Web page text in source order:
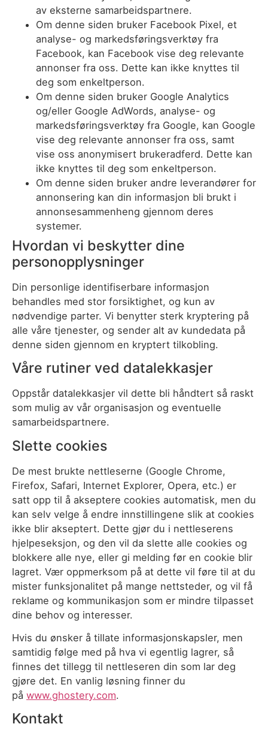
av eksterne samarbeidspartnere.
Om denne siden bruker Facebook Pixel, et
analyse- og markedsføringsverktøy fra
Facebook, kan Facebook vise deg relevante
annonser fra oss. Dette kan ikke knyttes til
deg som enkeltperson.
Om denne siden bruker Google Analytics
og/eller Google AdWords, analyse- og
markedsføringsverktøy fra Google, kan Google
vise deg relevante annonser fra oss, samt
vise oss anonymisert brukeradferd. Dette kan
ikke knyttes til deg som enkeltperson.
Om denne siden bruker andre leverandører for
annonsering kan din informasjon bli brukt i
annonsesammenheng gjennom deres
systemer.
Hvordan vi beskytter dine
personopplysninger
Din personlige identifiserbare informasjon
behandles med stor forsiktighet, og kun av
nødvendige parter. Vi benytter sterk kryptering på
alle våre tjenester, og sender alt av kundedata på
denne siden gjennom en kryptert tilkobling.
Våre rutiner ved datalekkasjer
Oppstår datalekkasjer vil dette bli håndtert så raskt
som mulig av vår organisasjon og eventuelle
samarbeidspartnere.
Slette cookies
De mest brukte nettleserne (Google Chrome,
Firefox, Safari, Internet Explorer, Opera, etc.) er
satt opp til å akseptere cookies automatisk, men du
kan selv velge å endre innstillingene slik at cookies
ikke blir akseptert. Dette gjør du i nettleserens
hjelpeseksjon, og den vil da slette alle cookies og
blokkere alle nye, eller gi melding før en cookie blir
lagret. Vær oppmerksom på at dette vil føre til at du
mister funksjonalitet på mange nettsteder, og vil få
reklame og kommunikasjon som er mindre tilpasset
dine behov og interesser.
Hvis du ønsker å tillate informasjonskapsler, men
samtidig følge med på hva vi egentlig lagrer, så
finnes det tillegg til nettleseren din som lar deg
gjøre det. En vanlig løsning finner du
på www.ghostery.com.
Kontakt